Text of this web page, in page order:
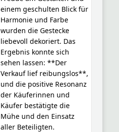
einem geschulten Blick für
Harmonie und Farbe
wurden die Gestecke
liebevoll dekoriert. Das
Ergebnis konnte sich
sehen lassen: **Der
Verkauf lief reibungslos**,
und die positive Resonanz
der Käuferinnen und
Käufer bestätigte die
Mühe und den Einsatz
aller Beteiligten.